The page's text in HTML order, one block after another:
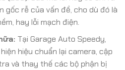
gốc rễ của vấn đề, cho dù đó là
hay lỗi mạch điện.
Tại Garage Auto Speedy,
hiệu chuẩn lại camera, cập
và thay thế các bộ phận bị